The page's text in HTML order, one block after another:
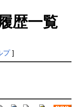
歴一覧
プ]